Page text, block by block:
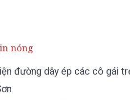
nóng
đường dây ép các cô gái